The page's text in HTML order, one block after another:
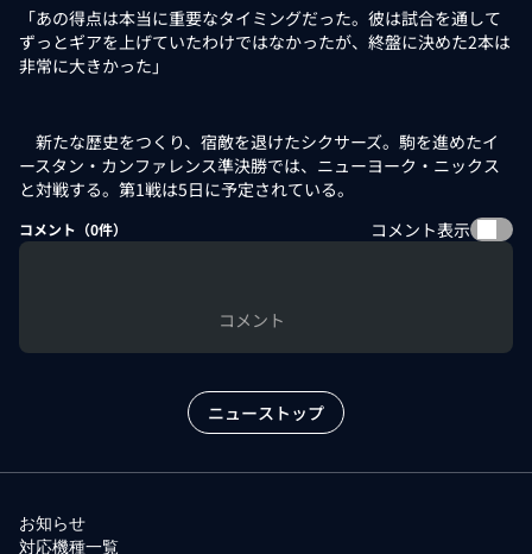
「あの得点は本当に重要なタイミングだった。彼は試合を通して
ずっとギアを上げていたわけではなかったが、終盤に決めた2本は
非常に大きかった」
新たな歴史をつくり、宿敵を退けたシクサーズ。駒を進めたイ
ースタン・カンファレンス準決勝では、ニューヨーク・ニックス
と対戦する。第1戦は5日に予定されている。
コメント（0件） コメント表示
コメント
ニューストップ
お知らせ
対応機種一覧